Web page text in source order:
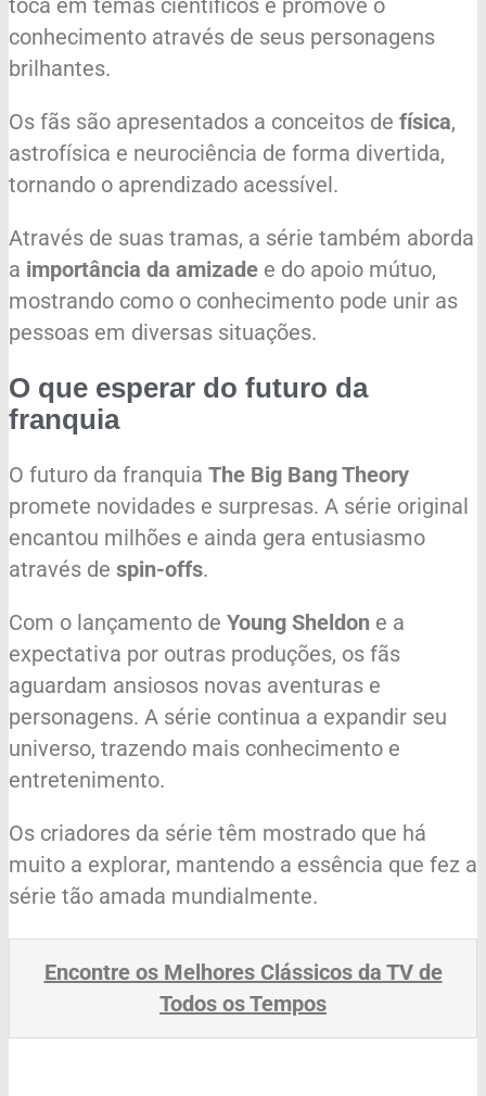
toca em temas científicos e promove o
conhecimento através de seus personagens
brilhantes.
Os fãs são apresentados a conceitos de física,
astrofísica e neurociência de forma divertida,
tornando o aprendizado acessível.
Através de suas tramas, a série também aborda
a importância da amizade e do apoio mútuo,
mostrando como o conhecimento pode unir as
pessoas em diversas situações.
O que esperar do futuro da
franquia
O futuro da franquia The Big Bang Theory
promete novidades e surpresas. A série original
encantou milhões e ainda gera entusiasmo
através de spin-offs.
Com o lançamento de Young Sheldon e a
expectativa por outras produções, os fãs
aguardam ansiosos novas aventuras e
personagens. A série continua a expandir seu
universo, trazendo mais conhecimento e
entretenimento.
Os criadores da série têm mostrado que há
muito a explorar, mantendo a essência que fez a
série tão amada mundialmente.
Encontre os Melhores Clássicos da TV de
Todos os Tempos